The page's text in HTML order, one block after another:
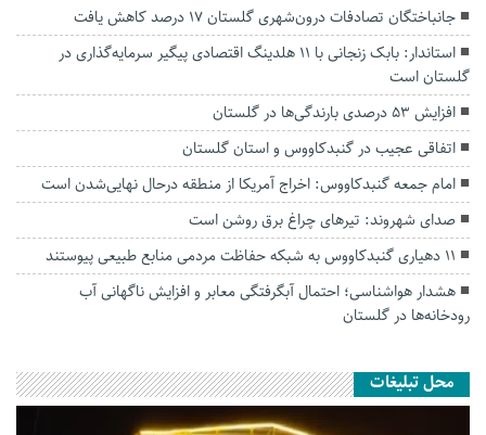
جانباختگان تصادفات درون‌شهری گلستان ۱۷ درصد کاهش یافت
استاندار: بابک زنجانی با ۱۱ هلدینگ اقتصادی پیگیر سرمایه‌گذاری در
گلستان است
افزایش ۵۳ درصدی بارندگی‌ها در گلستان
اتفاقی عجیب در‌ گنبدکاووس و استان گلستان
امام جمعه گنبدکاووس: اخراج آمریکا از منطقه درحال نهایی‌شدن است
صدای شهروند: تیرهای چراغ برق روشن است
۱۱ دهیاری گنبدکاووس به شبکه حفاظت مردمی منابع طبیعی پیوستند
هشدار هواشناسی؛ احتمال آبگرفتگی معابر و افزایش ناگهانی آب
رودخانه‌ها در گلستان
محل تبلیغات